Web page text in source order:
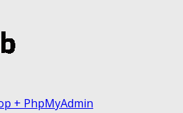
+ PhpMyAdmin